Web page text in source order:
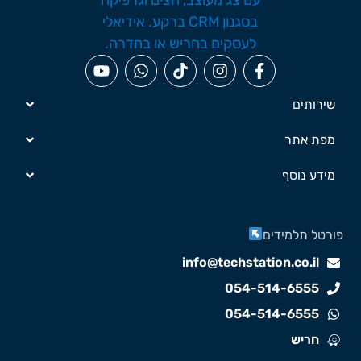
שירותים
מפת אתר
מידע נוסף
info@techstation.co.il
054-514-6555
054-514-6555
חריש
תלמידים